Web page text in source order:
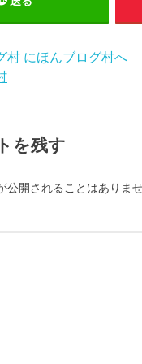
を残す
公開されることはありませ